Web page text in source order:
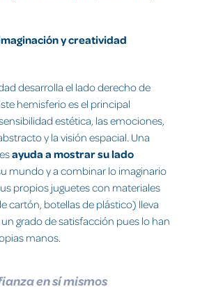
y creatividad
desarrolla el lado derecho de
hemisferio es el principal
estética, las emociones,
y la visión espacial. Una
ayuda a mostrar su lado
mundo y a combinar lo imaginario
propios juguetes con materiales
cartón, botellas de plástico) lleva
grado de satisfacción pues lo han
manos.
en sí mismos